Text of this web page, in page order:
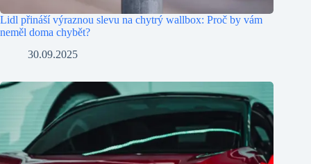
Lidl přináší výraznou slevu na chytrý wallbox: Proč by vám
neměl doma chybět?
30.09.2025